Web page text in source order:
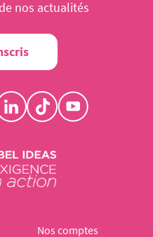
nos actualités
Nos comptes